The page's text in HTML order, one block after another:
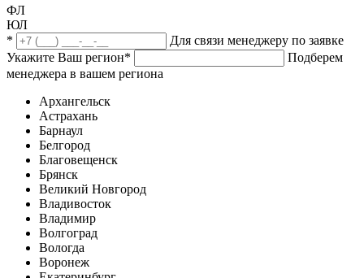
ФЛ
ЮЛ
*
Для связи менеджеру по заявке
Укажите Ваш регион*
Подберем
менеджера в вашем региона
Архангельск
Астрахань
Барнаул
Белгород
Благовещенск
Брянск
Великий Новгород
Владивосток
Владимир
Волгоград
Вологда
Воронеж